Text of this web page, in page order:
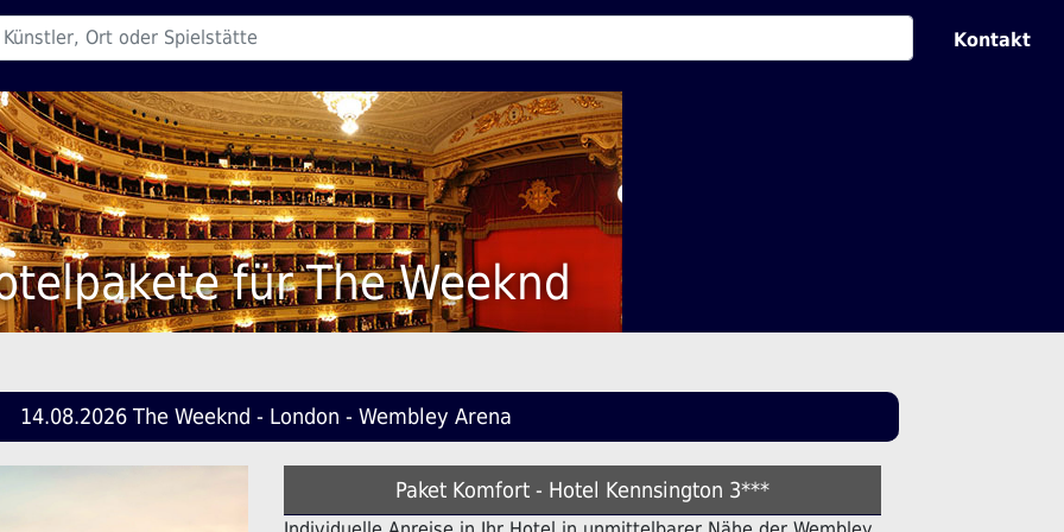
Kontakt
für The Weeknd
14.08.2026 The Weeknd - London - Wembley Arena
Paket Komfort - Hotel Kennsington 3***